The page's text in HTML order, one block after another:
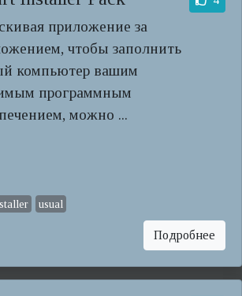
приложение за
чтобы заполнить
компьютер вашим
программным
можно ...
usual
Подробнее